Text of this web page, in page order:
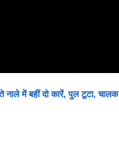
में बहीं दो कारें, पुल टूटा,